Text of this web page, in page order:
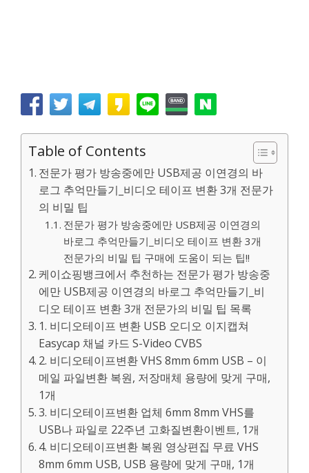
Table of Contents
전문가 평가 방송중에만 USB제공 이연경의 바
로그 추억만들기_비디오 테이프 변환 3개 전문가
의 비밀 팁
전문가 평가 방송중에만 USB제공 이연경의
바로그 추억만들기_비디오 테이프 변환 3개
전문가의 비밀 팁 구매에 도움이 되는 팁!!
케이쇼핑뱅크에서 추천하는 전문가 평가 방송중
에만 USB제공 이연경의 바로그 추억만들기_비
디오 테이프 변환 3개 전문가의 비밀 팁 목록
1. 비디오테이프 변환 USB 오디오 이지캡쳐
Easycap 채널 카드 S-Video CVBS
2. 비디오테이프변환 VHS 8mm 6mm USB – 이
메일 파일변환 복원, 저장매체 용량에 맞게 구매,
1개
3. 비디오테이프변환 업체 6mm 8mm VHS를
USB나 파일로 22주년 고화질변환이벤트, 1개
4. 비디오테이프변환 복원 영상편집 무료 VHS
8mm 6mm USB, USB 용량에 맞게 구매, 1개